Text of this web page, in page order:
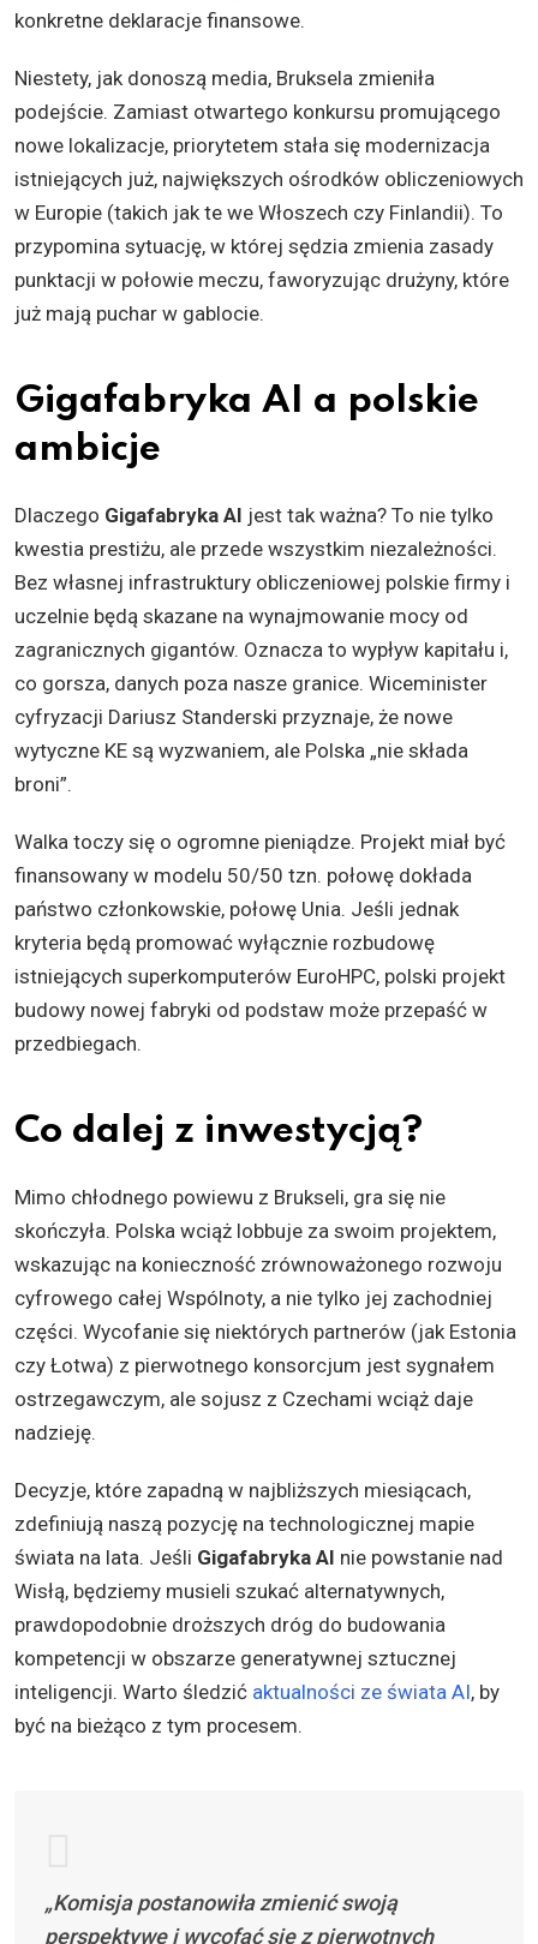
konkretne deklaracje finansowe.
Niestety, jak donoszą media, Bruksela zmieniła
podejście. Zamiast otwartego konkursu promującego
nowe lokalizacje, priorytetem stała się modernizacja
istniejących już, największych ośrodków obliczeniowych
w Europie (takich jak te we Włoszech czy Finlandii). To
przypomina sytuację, w której sędzia zmienia zasady
punktacji w połowie meczu, faworyzując drużyny, które
już mają puchar w gablocie.
Gigafabryka AI a polskie
ambicje
Dlaczego Gigafabryka AI jest tak ważna? To nie tylko
kwestia prestiżu, ale przede wszystkim niezależności.
Bez własnej infrastruktury obliczeniowej polskie firmy i
uczelnie będą skazane na wynajmowanie mocy od
zagranicznych gigantów. Oznacza to wypływ kapitału i,
co gorsza, danych poza nasze granice. Wiceminister
cyfryzacji Dariusz Standerski przyznaje, że nowe
wytyczne KE są wyzwaniem, ale Polska „nie składa
broni”.
Walka toczy się o ogromne pieniądze. Projekt miał być
finansowany w modelu 50/50 tzn. połowę dokłada
państwo członkowskie, połowę Unia. Jeśli jednak
kryteria będą promować wyłącznie rozbudowę
istniejących superkomputerów EuroHPC, polski projekt
budowy nowej fabryki od podstaw może przepaść w
przedbiegach.
Co dalej z inwestycją?
Mimo chłodnego powiewu z Brukseli, gra się nie
skończyła. Polska wciąż lobbuje za swoim projektem,
wskazując na konieczność zrównoważonego rozwoju
cyfrowego całej Wspólnoty, a nie tylko jej zachodniej
części. Wycofanie się niektórych partnerów (jak Estonia
czy Łotwa) z pierwotnego konsorcjum jest sygnałem
ostrzegawczym, ale sojusz z Czechami wciąż daje
nadzieję.
Decyzje, które zapadną w najbliższych miesiącach,
zdefiniują naszą pozycję na technologicznej mapie
świata na lata. Jeśli Gigafabryka AI nie powstanie nad
Wisłą, będziemy musieli szukać alternatywnych,
prawdopodobnie droższych dróg do budowania
kompetencji w obszarze generatywnej sztucznej
inteligencji. Warto śledzić aktualności ze świata AI, by
być na bieżąco z tym procesem.
„Komisja postanowiła zmienić swoją
perspektywę i wycofać się z pierwotnych